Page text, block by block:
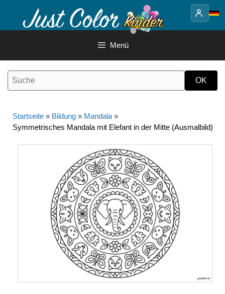
Inhalt
Menü
Startseite » Bildung » Mandala »
Symmetrisches Mandala mit Elefant in der Mitte (Ausmalbild)